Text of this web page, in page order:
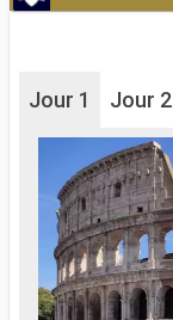
Jour 1 Jour 2